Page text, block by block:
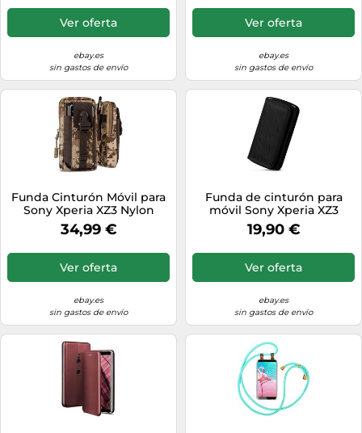
Ver oferta
ebay.es
sin gastos de envío
Ver oferta
ebay.es
sin gastos de envío
Funda Cinturón Móvil para
Sony Xperia XZ3 Nylon
Cinturón Funda
Protectora...
34,99 €
Ver oferta
ebay.es
sin gastos de envío
Funda de cinturón para
móvil Sony Xperia XZ3
Funda protectora 360
grados
19,90 €
Ver oferta
ebay.es
sin gastos de envío